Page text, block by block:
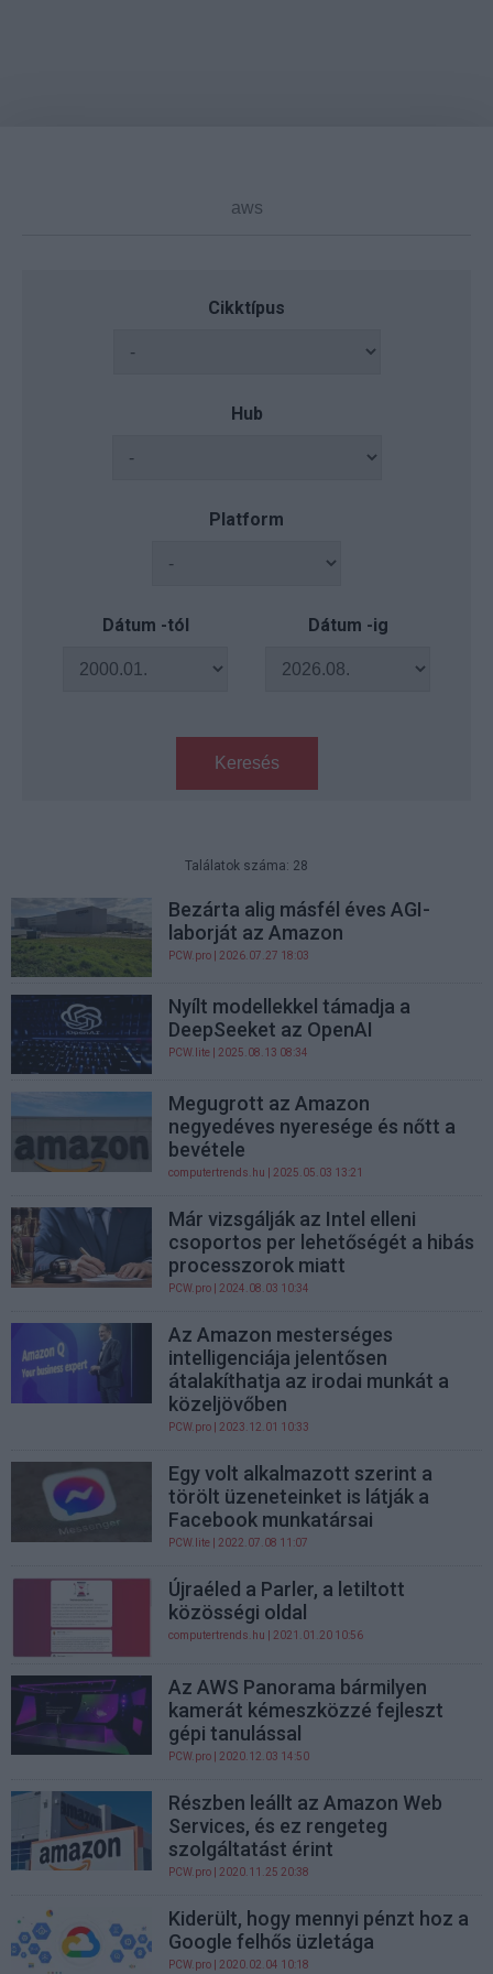
Cikktípus
Hub
Platform
Dátum -tól Dátum -ig
Keresés
Találatok száma: 28
Bezárta alig másfél éves AGI-
laborját az Amazon
PCW.pro | 2026.07.27 18:03
Nyílt modellekkel támadja a
DeepSeeket az OpenAI
PCW.lite | 2025.08.13 08:34
Megugrott az Amazon
negyedéves nyeresége és nőtt a
bevétele
computertrends.hu | 2025.05.03 13:21
Már vizsgálják az Intel elleni
csoportos per lehetőségét a hibás
processzorok miatt
PCW.pro | 2024.08.03 10:34
Az Amazon mesterséges
intelligenciája jelentősen
átalakíthatja az irodai munkát a
közeljövőben
PCW.pro | 2023.12.01 10:33
Egy volt alkalmazott szerint a
törölt üzeneteinket is látják a
Facebook munkatársai
PCW.lite | 2022.07.08 11:07
Újraéled a Parler, a letiltott
közösségi oldal
computertrends.hu | 2021.01.20 10:56
Az AWS Panorama bármilyen
kamerát kémeszközzé fejleszt
gépi tanulással
PCW.pro | 2020.12.03 14:50
Részben leállt az Amazon Web
Services, és ez rengeteg
szolgáltatást érint
PCW.pro | 2020.11.25 20:38
Kiderült, hogy mennyi pénzt hoz a
Google felhős üzletága
PCW.pro | 2020.02.04 10:18